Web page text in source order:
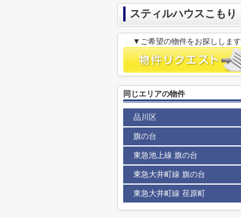
スティルハウスこもり
▼ご希望の物件をお探しします
同じエリアの物件
品川区
旗の台
東急池上線 旗の台
東急大井町線 旗の台
東急大井町線 荏原町